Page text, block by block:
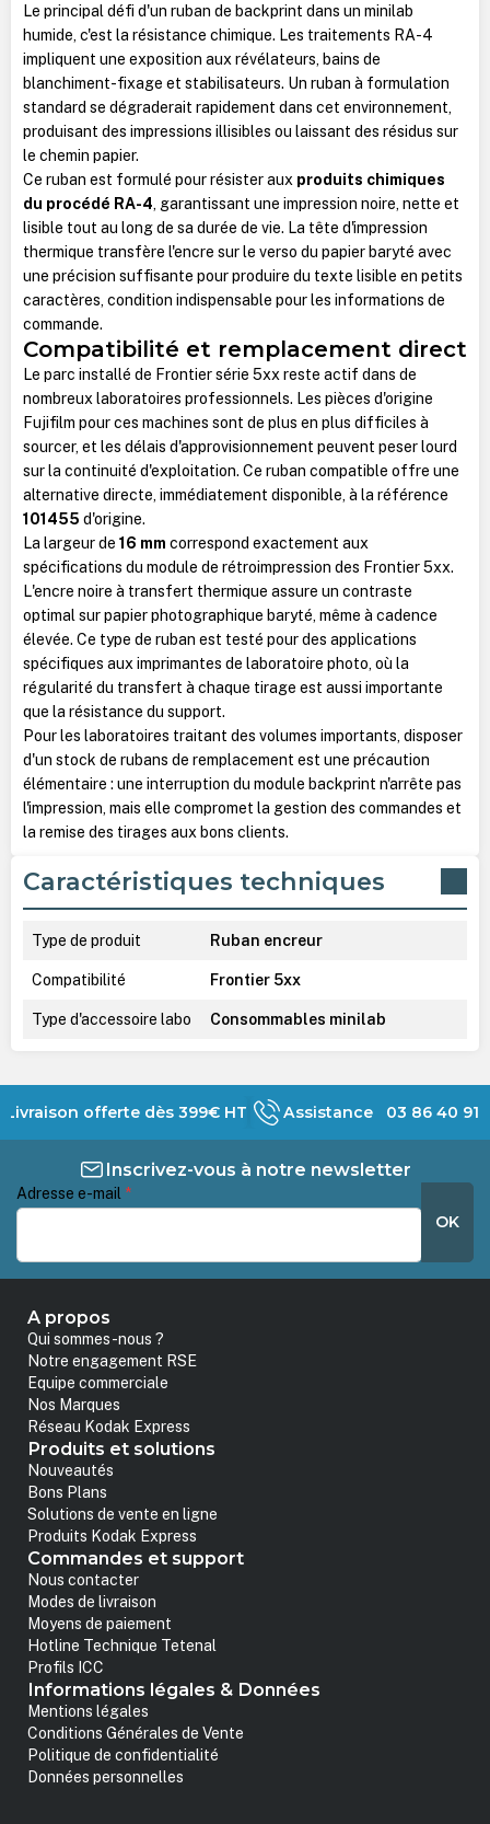
Le principal défi d'un ruban de backprint dans un minilab
humide, c'est la résistance chimique. Les traitements RA-4
impliquent une exposition aux révélateurs, bains de
blanchiment-fixage et stabilisateurs. Un ruban à formulation
standard se dégraderait rapidement dans cet environnement,
produisant des impressions illisibles ou laissant des résidus sur
le chemin papier.
Ce ruban est formulé pour résister aux produits chimiques
du procédé RA-4, garantissant une impression noire, nette et
lisible tout au long de sa durée de vie. La tête d'impression
thermique transfère l'encre sur le verso du papier baryté avec
une précision suffisante pour produire du texte lisible en petits
caractères, condition indispensable pour les informations de
commande.
Compatibilité et remplacement direct
Le parc installé de Frontier série 5xx reste actif dans de
nombreux laboratoires professionnels. Les pièces d'origine
Fujifilm pour ces machines sont de plus en plus difficiles à
sourcer, et les délais d'approvisionnement peuvent peser lourd
sur la continuité d'exploitation. Ce ruban compatible offre une
alternative directe, immédiatement disponible, à la référence
101455 d'origine.
La largeur de 16 mm correspond exactement aux
spécifications du module de rétroimpression des Frontier 5xx.
L'encre noire à transfert thermique assure un contraste
optimal sur papier photographique baryté, même à cadence
élevée. Ce type de ruban est testé pour des applications
spécifiques aux imprimantes de laboratoire photo, où la
régularité du transfert à chaque tirage est aussi importante
que la résistance du support.
Pour les laboratoires traitant des volumes importants, disposer
d'un stock de rubans de remplacement est une précaution
élémentaire : une interruption du module backprint n'arrête pas
l'impression, mais elle compromet la gestion des commandes et
la remise des tirages aux bons clients.
Caractéristiques techniques
Type de produit Ruban encreur
Compatibilité Frontier 5xx
Type d'accessoire labo Consommables minilab
Livraison offerte dès 399€ HT Assistance 03 86 40 91
Inscrivez-vous à notre newsletter
Adresse e-mail *
OK
A propos
Qui sommes-nous ?
Notre engagement RSE
Equipe commerciale
Nos Marques
Réseau Kodak Express
Produits et solutions
Nouveautés
Bons Plans
Solutions de vente en ligne
Produits Kodak Express
Commandes et support
Nous contacter
Modes de livraison
Moyens de paiement
Hotline Technique Tetenal
Profils ICC
Informations légales & Données
Mentions légales
Conditions Générales de Vente
Politique de confidentialité
Données personnelles